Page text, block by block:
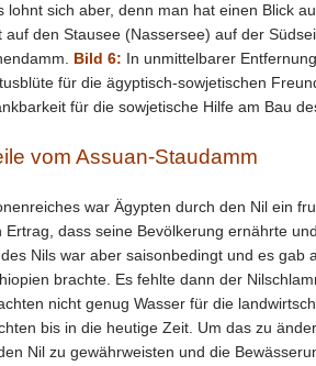
lohnt sich aber, denn man hat einen Blick
den Stausee (Nassersee) auf der
Bild 6: In unmittelbarer
für die ägyptisch-sowjetischen
für die sowjetische Hilfe am Bau
vom Assuan-Staudamm
war Ägypten durch den Nil ein
Ertrag, dass seine Bevölkerung ernährte
Nils war aber saisonbedingt und es gab
brachte. Es fehlte dann der
nicht genug Wasser für die
bis in die heutige Zeit. Um das zu
Nil zu gewährweisten und die